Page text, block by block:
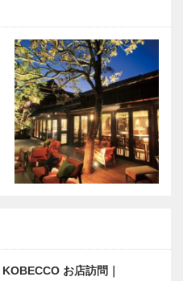
斎から ㊷
青春の一冊
レクサスと日
本のモノづく
り ⑧
KOBECCO お店訪問｜